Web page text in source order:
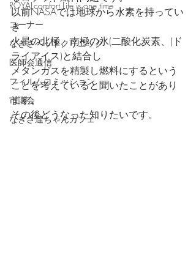
ROYALcomfort Life is one time
コーナー
なぎさペットクリニック
医師会通信
フィルムコミッション
市議会
なぎさ達ちゃんカフェ
以前NASAでは地球から水素を持ってい
き
火星の北極、南極の氷(二酸化炭素、(ド
ライアイス)と結合し
メタンガスを精製し燃料にするという
ことを考えていると聞いたことがあり
ます。
その後どうなった知りたいです。